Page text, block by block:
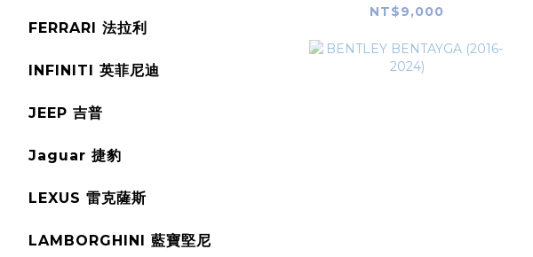
FERRARI 法拉利
INFINITI 英菲尼迪
JEEP 吉普
Jaguar 捷豹
LEXUS 雷克薩斯
LAMBORGHINI 藍寶堅尼
2017)
NT$9,000